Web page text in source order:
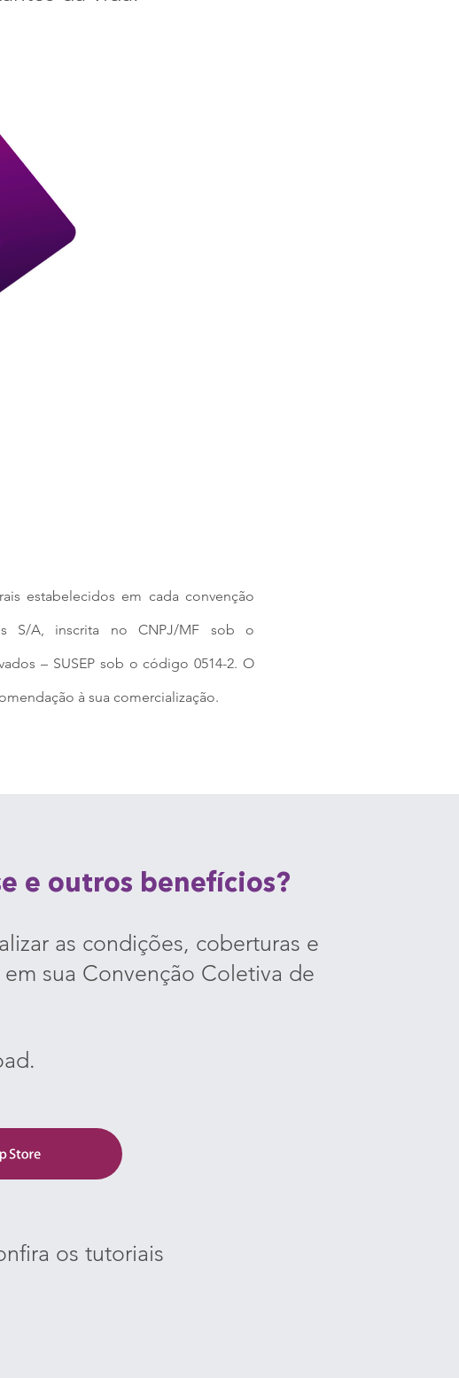
estabelecidos em cada convenção
S/A, inscrita no CNPJ/MF sob o
– SUSEP sob o código 0514-2. O
à sua comercialização.
e outros benefícios?
as condições, coberturas e
sua Convenção Coletiva de
os tutoriais